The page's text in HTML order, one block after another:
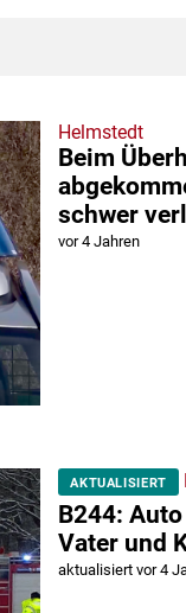
Helmstedt
Beim
schwer
vor 4 Jahren
AKTUALISIERT
B244:
Vater und
aktualisiert vor 4